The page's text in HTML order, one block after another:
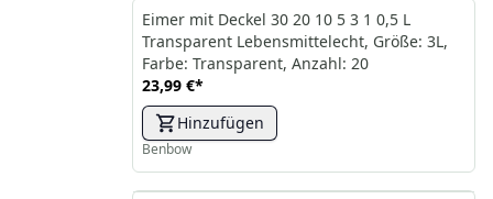
Eimer mit Deckel 30 20 10 5 3 1 0,5 L
Transparent Lebensmittelecht, Größe: 3L,
Farbe: Transparent, Anzahl: 20
23,99 €*
Hinzufügen
Benbow